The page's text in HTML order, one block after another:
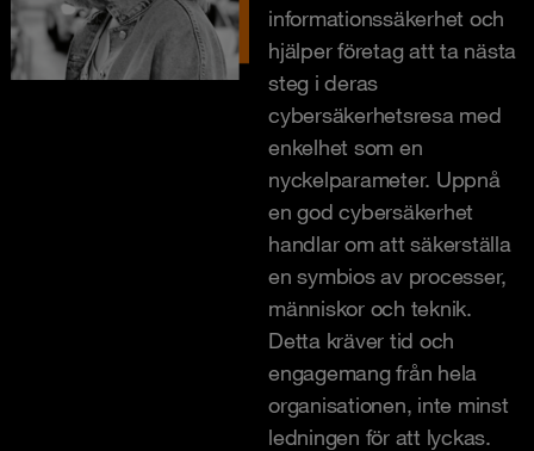
informationssäkerhet och
hjälper företag att ta nästa
steg i deras
cybersäkerhetsresa med
enkelhet som en
nyckelparameter. Uppnå
en god cybersäkerhet
handlar om att säkerställa
en symbios av processer,
människor och teknik.
Detta kräver tid och
engagemang från hela
organisationen, inte minst
ledningen för att lyckas.